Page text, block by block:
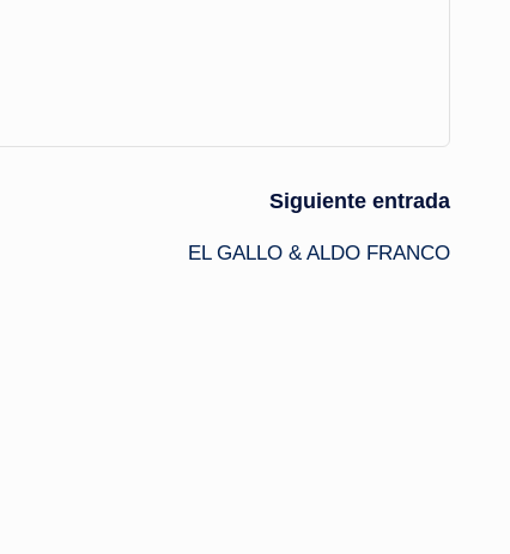
Siguiente entrada
EL GALLO & ALDO FRANCO